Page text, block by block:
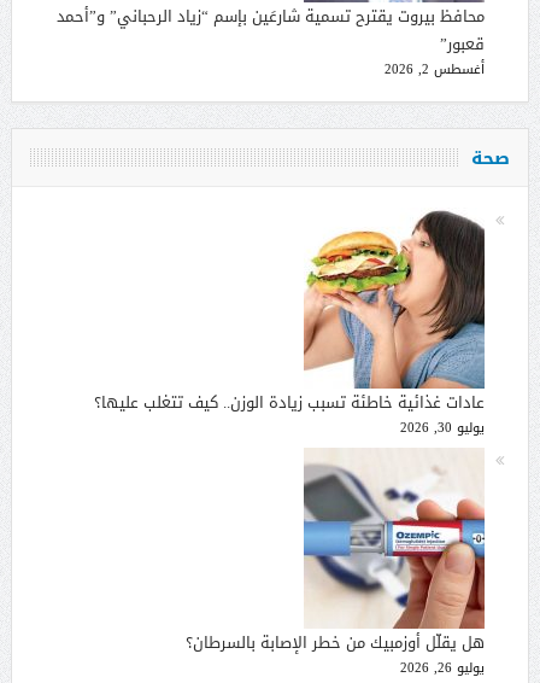
محافظ بيروت يقترح تسمية شارعَين بإسم “زياد الرحباني” و”أحمد
قعبور”
أغسطس 2, 2026
صحة
عادات غذائية خاطئة تسبب زيادة الوزن.. كيف تتغلب عليها؟
يوليو 30, 2026
هل يقلّل أوزمبيك من خطر الإصابة بالسرطان؟
يوليو 26, 2026